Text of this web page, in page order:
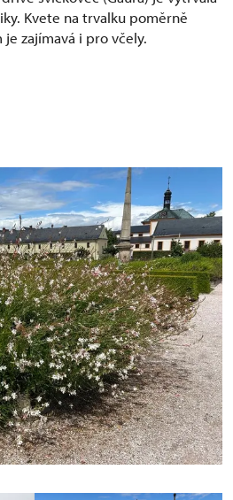
Kvete na trvalku poměrně
zajímavá i pro včely.